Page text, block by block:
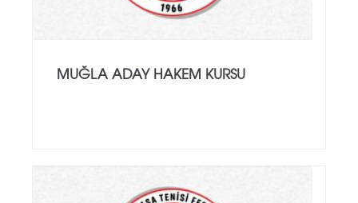
MUĞLA ADAY HAKEM KURSU